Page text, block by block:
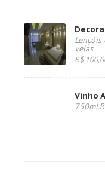
Lençóis
velas
R$
Vinho
750ml.